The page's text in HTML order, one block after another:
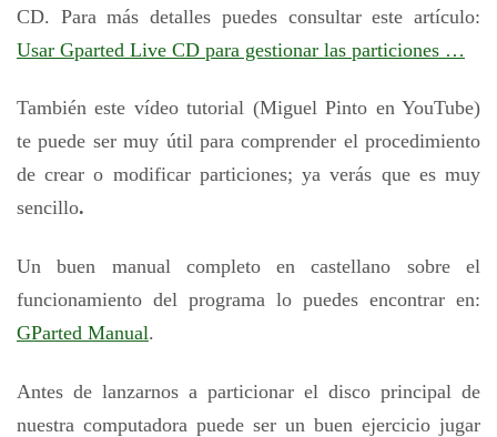
CD. Para más detalles puedes consultar este artículo:
Usar Gparted Live CD para gestionar las particiones …
También este vídeo tutorial (Miguel Pinto en YouTube)
te puede ser muy útil para comprender el procedimiento
de crear o modificar particiones; ya verás que es muy
sencillo.
Un buen manual completo en castellano sobre el
funcionamiento del programa lo puedes encontrar en:
GParted Manual.
Antes de lanzarnos a particionar el disco principal de
nuestra computadora puede ser un buen ejercicio jugar